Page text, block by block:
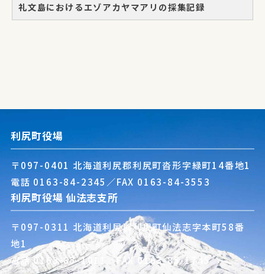
礼文島におけるエゾアカヤマアリの採集記録
利尻町役場
〒097-0401 北海道利尻郡利尻町沓形字緑町14番地1
電話 0163-84-2345 ／FAX 0163-84-3553
利尻町役場 仙法志支所
〒097-0311 北海道利尻郡利尻町仙法志字本町58番
地1
電話0163-85-1011 ／FAX 0163-85-1745